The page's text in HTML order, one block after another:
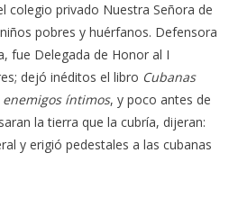
colegio privado Nuestra Señora de
pobres y huérfanos. Defensora
fue Delegada de Honor al I
dejó inéditos el libro Cubanas
enemigos íntimos, y poco antes de
la tierra que la cubría, dijeran:
y erigió pedestales a las cubanas